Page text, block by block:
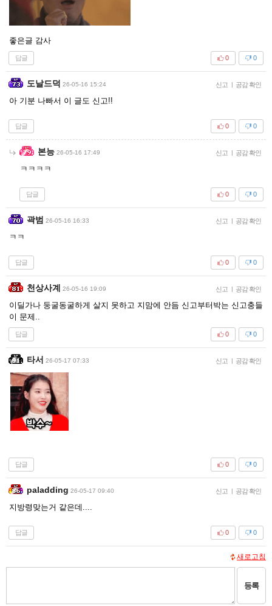
좋은글 감사
답글 0
0
도날드덕 26-05-16 15:24 신고 | 공감 확인
아 기분 나빠서 이 글도 신고!!
답글 0
0
본능 26-05-16 17:49 신고 | 공감 확인
ㅋㅋㅋㅋ
답글 0
0
곽범 26-05-16 16:33 신고 | 공감 확인
ㅋㅋ
답글 0
0
천상사계 26-05-16 19:09 신고 | 공감 확인
이딜가나 둥굴동굴하게 살지 못하고 지맘에 안듬 신고부터박는 신고충들
이 문제..
답글 0
0
타서 26-05-17 07:33 신고 | 공감 확인
답글 0
0
paladding 26-05-17 09:40 신고 | 공감 확인
지방령맞는거 같은데....
답글 0
0
새로고침
등록